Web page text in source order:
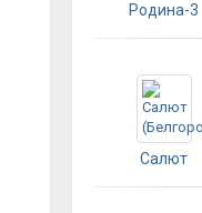
Родина-3
Салют